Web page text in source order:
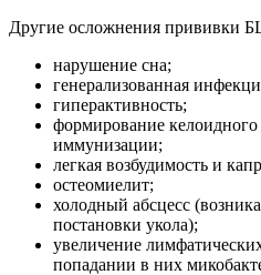
Другие осложнения прививки
нарушение сна;
генерализованная
гиперактивность;
формирование келоидного
иммунизации;
легкая возбудимость и
остеомиелит;
холодный абсцесс
постановки укола);
увеличение
попадании в них